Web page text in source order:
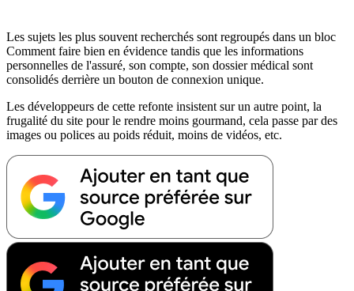
Les sujets les plus souvent recherchés sont regroupés dans un bloc
Comment faire bien en évidence tandis que les informations
personnelles de l'assuré, son compte, son dossier médical sont
consolidés derrière un bouton de connexion unique.
Les développeurs de cette refonte insistent sur un autre point, la
frugalité du site pour le rendre moins gourmand, cela passe par des
images ou polices au poids réduit, moins de vidéos, etc.